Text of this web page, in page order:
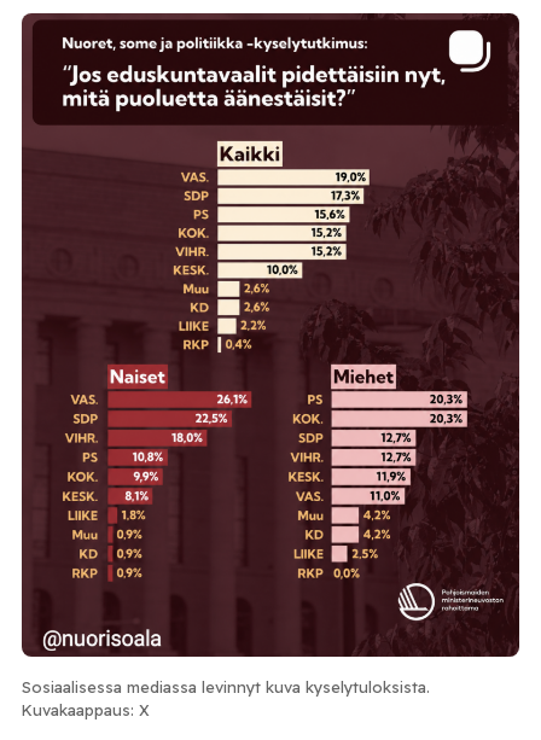
Sosiaalisessa mediassa levinnyt kuva kyselytuloksista.
Kuvakaappaus: X